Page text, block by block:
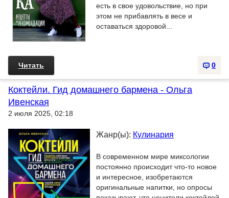
есть в свое удовольствие, но при
этом не прибавлять в весе и
оставаться здоровой...
0
Читать
Коктейли. Гид домашнего бармена - Ольга
Ивенская
2 июля 2025, 02:18
Жанр(ы): Кулинария
В современном мире миксологии
постоянно происходит что-то новое
и интересное, изобретаются
оригинальные напитки, но опросы